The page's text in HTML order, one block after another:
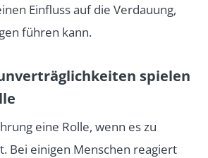
Einfluss auf die Verdauung,
führen kann.
spielen
eine Rolle, wenn es zu
Bei einigen Menschen reagiert